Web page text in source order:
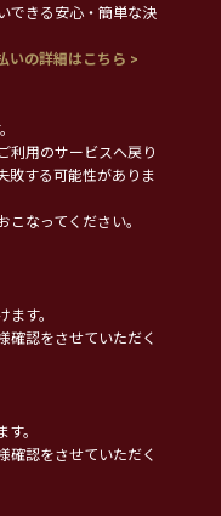
できる安心・簡単な決
いの詳細はこちら >
利用のサービスへ戻り
敗する可能性がありま
なってください。
す。
確認をさせていただく
。
確認をさせていただく